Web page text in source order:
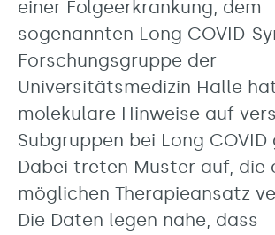
einer Folgeerkrankung, dem
sogenannten Long COVID-
Forschungsgruppe der
Universitätsmedizin Halle
molekulare Hinweise auf
Subgruppen bei Long COVID
Dabei treten Muster auf, die
möglichen Therapieansatz
Die Daten legen nahe, dass